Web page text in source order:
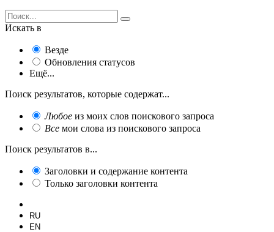
Искать в
Везде
Обновления статусов
Ещё...
Поиск результатов, которые содержат...
Любое из моих слов поискового запроса
Все мои слова из поискового запроса
Поиск результатов в...
Заголовки и содержание контента
Только заголовки контента
RU
EN